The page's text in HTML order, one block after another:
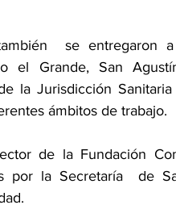
se entregaron
el Grande, San
la Jurisdicción
ámbitos de trabajo.
de la Fundación
por la Secretaría  de